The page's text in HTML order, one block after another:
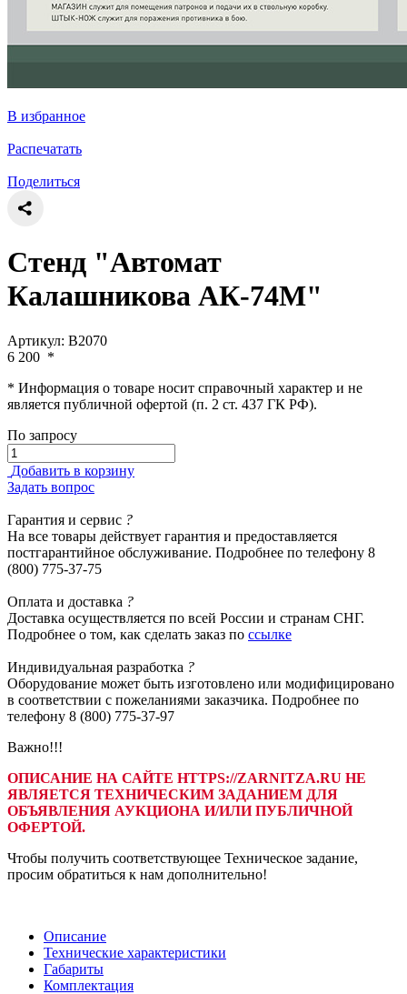
В избранное
Распечатать
Поделиться
Стенд "Автомат
Калашникова АК-74М"
Артикул: В2070
6 200 *
* Информация о товаре носит справочный характер и не
является публичной офертой (п. 2 ст. 437 ГК РФ).
По запросу
Добавить в корзину
Задать вопрос
Гарантия и сервис ?
На все товары действует гарантия и предоставляется
постгарантийное обслуживание. Подробнее по телефону 8
(800) 775-37-75
Оплата и доставка ?
Доставка осуществляется по всей России и странам СНГ.
Подробнее о том, как сделать заказ по ссылке
Индивидуальная разработка ?
Оборудование может быть изготовлено или модифицировано
в соответствии с пожеланиями заказчика. Подробнее по
телефону 8 (800) 775-37-97
Важно!!!
ОПИСАНИЕ НА САЙТЕ HTTPS://ZARNITZA.RU НЕ
ЯВЛЯЕТСЯ ТЕХНИЧЕСКИМ ЗАДАНИЕМ ДЛЯ
ОБЪЯВЛЕНИЯ АУКЦИОНА И/ИЛИ ПУБЛИЧНОЙ
ОФЕРТОЙ.
Чтобы получить соответствующее Техническое задание,
просим обратиться к нам дополнительно!
Описание
Технические характеристики
Габариты
Комплектация